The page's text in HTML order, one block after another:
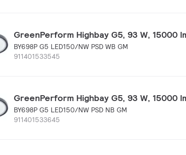
GreenPerform Highbay G5, 93 W, 15000
BY698P G5 LED150/NW PSD WB GM
911401533545
GreenPerform Highbay G5, 93 W, 15000
BY698P G5 LED150/NW PSD NB GM
911401533645